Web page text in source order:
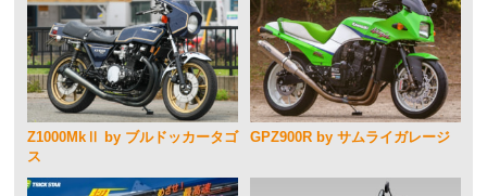
Z1000MkⅡ by ブルドッカータゴ
ス
GPZ900R by サムライガレージ